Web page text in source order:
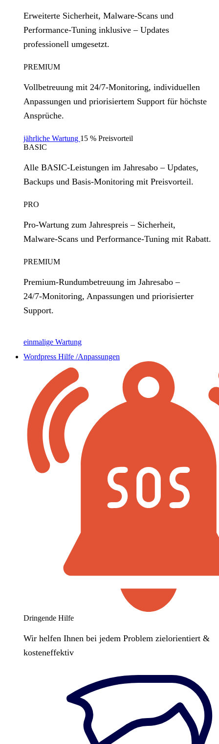
Erweiterte Sicherheit, Malware‑Scans und
Performance‑Tuning inklusive – Updates
professionell umgesetzt.
PREMIUM
Vollbetreuung mit 24/7‑Monitoring, individuellen
Anpassungen und priorisiertem Support für höchste
Ansprüche.
jährliche Wartung 15 % Preisvorteil
BASIC
Alle BASIC‑Leistungen im Jahresabo – Updates,
Backups und Basis‑Monitoring mit Preisvorteil.
PRO
Pro‑Wartung zum Jahrespreis – Sicherheit,
Malware‑Scans und Performance‑Tuning mit Rabatt.
PREMIUM
Premium‑Rundumbetreuung im Jahresabo –
24/7‑Monitoring, Anpassungen und priorisierter
Support.
einmalige Wartung
Wordpress Hilfe /Anpassungen
Dringende Hilfe
Wir helfen Ihnen bei jedem Problem zielorientiert &
kosteneffektiv